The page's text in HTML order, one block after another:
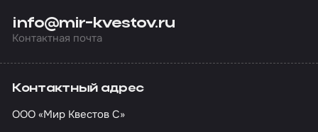
info@mir-kvestov.ru
Контактная почта
Контактный адрес
ООО «Мир Квестов С»